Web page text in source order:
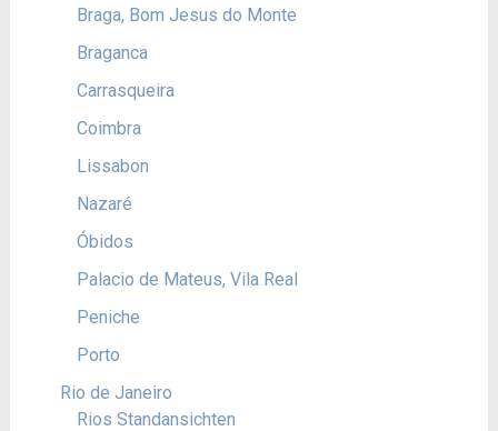
Braga, Bom Jesus do Monte
Braganca
Carrasqueira
Coimbra
Lissabon
Nazaré
Óbidos
Palacio de Mateus, Vila Real
Peniche
Porto
Rio de Janeiro
Rios Standansichten